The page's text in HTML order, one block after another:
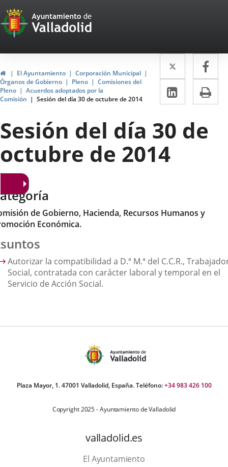
Portal
Web
del
Ayuntamiento
de
Valladolid
InicioEl Ayuntamiento
Corporación Municipal
Órganos de Gobierno
Pleno
Comisiones del
Pleno
Acuerdos adoptados por la
Comisión
Sesión del día 30 de octubre de 2014
Twitter
Enlace
a
una
externa.
a
LinkedIn
Enlace
a
una
Sesión del día 30 de
octubre de 2014
de Gobierno, Hacienda, Recursos Humanos y
Económica.
Autorizar la compatibilidad a D.ª M.ª del C.C.R.,
Social, contratada con carácter laboral y temporal en el
Servicio de Acción Social.
Plaza Mayor, 1. 47001 Valladolid, España. Teléfono:+34 983 426 100
Copyright 2025 - Ayuntamiento de Valladolid
valladolid.es
El Ayuntamiento